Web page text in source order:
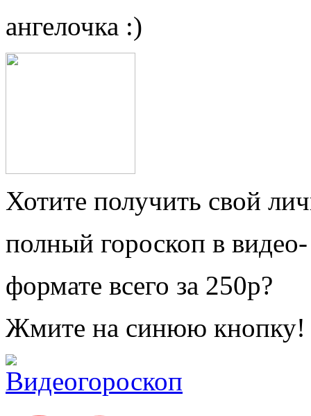
ангелочка :)
Хотите получить свой
полный гороскоп в видео-
формате всего за 250р?
Жмите на синюю кнопку!